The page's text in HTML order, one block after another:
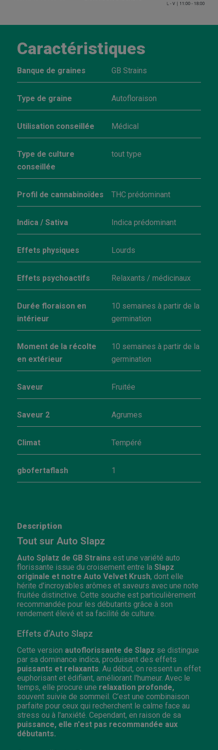
Caractéristiques
Banque de graines GB Strains
Type de graine Autofloraison
Utilisation conseillée Médical
Type de culture
conseillée
tout type
Profil de cannabinoïdes THC prédominant
Indica / Sativa Indica prédominant
Effets physiques Lourds
Effets psychoactifs Relaxants / médicinaux
Durée floraison en
intérieur
10 semaines à partir de la
germination
Moment de la récolte
en extérieur
10 semaines à partir de la
germination
Saveur Fruitée
Saveur 2 Agrumes
Climat Tempéré
gbofertaflash 1
Description
Tout sur Auto Slapz
Auto Splatz de GB Strains est une variété auto
florissante issue du croisement entre la Slapz
originale et notre Auto Velvet Krush, dont elle
hérite d'incroyables arômes et saveurs avec une note
fruitée distinctive. Cette souche est particulièrement
recommandée pour les débutants grâce à son
rendement élevé et sa facilité de culture.
Effets d’Auto Slapz
Cette version autoflorissante de Slapz se distingue
par sa dominance indica, produisant des effets
puissants et relaxants . Au début, on ressent un effet
euphorisant et édifiant, améliorant l'humeur. Avec le
temps, elle procure une relaxation profonde,
souvent suivie de sommeil. C’est une combinaison
parfaite pour ceux qui recherchent le calme face au
stress ou à l'anxiété. Cependant, en raison de sa
puissance, elle n'est pas recommandée aux
débutants.